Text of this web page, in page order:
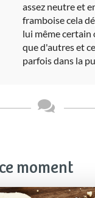
assez neutre et
framboise cela
lui même
que d'autres et
parfois dans la
moment